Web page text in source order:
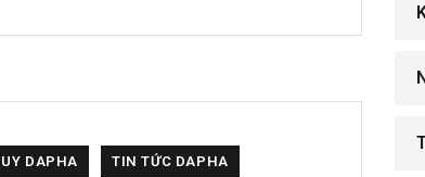
DAPHA TIN TỨC DAPHA